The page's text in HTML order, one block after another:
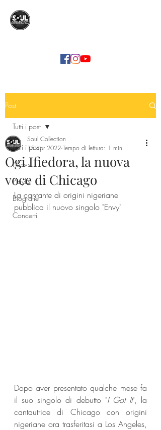
Post
Tutti i post
News
Playlist
Biografie
Concerti
Tutti i post
Ogi Ifiedora, la nuova
voce di Chicago
Soul Collection
15 apr 2022 Tempo di lettura: 1 min
La cantante di origini nigeriane
pubblica il nuovo singolo "Envy"
Dopo aver presentato qualche mese fa
il suo singolo di debutto "I Got It", la
cantautrice di Chicago con origini
nigeriane ora trasferitasi a Los Angeles,